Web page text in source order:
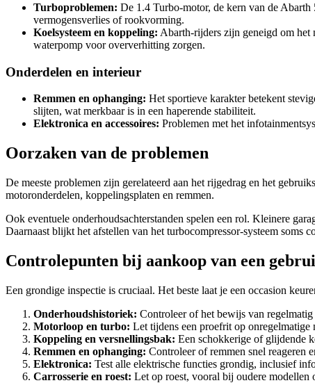
Turboproblemen: De 1.4 Turbo-motor, de kern van de
vermogensverlies of rookvorming.
Koelsysteem en koppeling: Abarth-rijders zijn geneigd om het
waterpomp voor oververhitting zorgen.
Onderdelen en interieur
Remmen en ophanging: Het sportieve karakter betekent
slijten, wat merkbaar is in een haperende stabiliteit.
Elektronica en accessoires: Problemen met het
Oorzaken van de problemen
De meeste problemen zijn gerelateerd aan het rijgedrag en het
motoronderdelen, koppelingsplaten en remmen.
Ook eventuele onderhoudsachterstanden spelen een rol. Kleinere
Daarnaast blijkt het afstellen van het turbocompressor-systeem soms
Controlepunten bij aankoop van een
Een grondige inspectie is cruciaal. Het beste laat je een occasion
Onderhoudshistoriek: Controleer of het bewijs van
Motorloop en turbo: Let tijdens een proefrit op
Koppeling en versnellingsbak: Een schokkerige of glijdende
Remmen en ophanging: Controleer of remmen snel reageren
Elektronica: Test alle elektrische functies grondig, inclusief
Carrosserie en roest: Let op roest, vooral bij oudere modellen